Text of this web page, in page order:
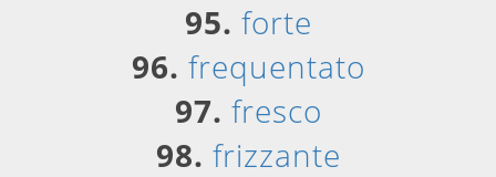
95. forte
96. frequentato
97. fresco
98. frizzante